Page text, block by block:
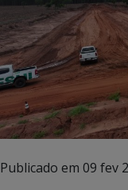
Publicado em 09 fev